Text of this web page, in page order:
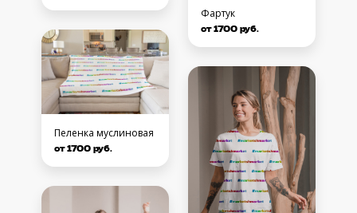
Пеленка муслиновая
от 1700 руб.
Фартук
от 1700 руб.